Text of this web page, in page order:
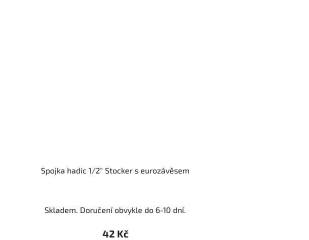
Spojka hadic 1/2" Stocker s eurozávěsem
Skladem. Doručení obvykle do 6-10 dní.
42 Kč